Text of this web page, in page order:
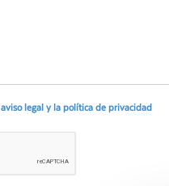
aviso legal y la política de privacidad